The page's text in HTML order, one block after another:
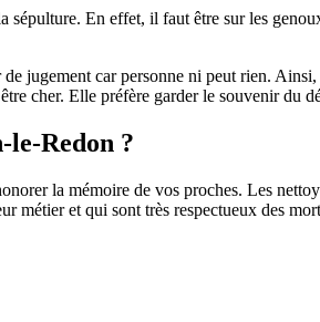
En effet, il faut être sur les
jugement car personne ni peut rien. Ainsi,
cher. Elle préfère garder le souvenir du
le-Redon ?
la mémoire de vos proches. Les
métier et qui sont très respectueux des